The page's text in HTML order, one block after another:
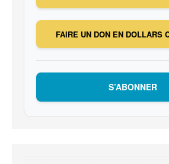
FAIRE UN DON EN DOLLARS
S’ABONNER